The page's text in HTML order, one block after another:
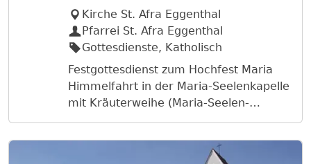
Kirche St. Afra Eggenthal
Pfarrei St. Afra Eggenthal
Gottesdienste, Katholisch
Festgottesdienst zum Hochfest Maria
Himmelfahrt in der Maria-Seelenkapelle
mit Kräuterweihe (Maria-Seelen-